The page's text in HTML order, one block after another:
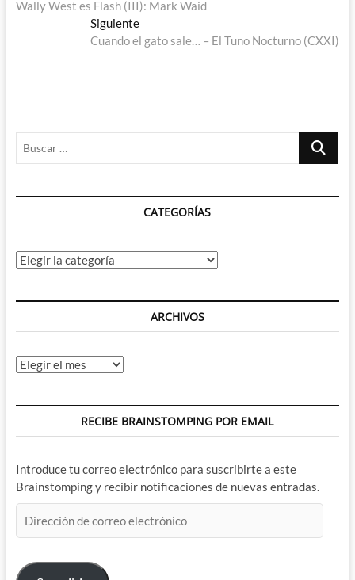
de
entradas
anterior:
Wally West es Flash (III): Mark Waid
SiguienteEntrada
siguiente:
Cuando el gato sale… – El Tuno Nocturno (CXXI)
Buscar
CATEGORÍAS
Categorías
ARCHIVOS
Archivos
RECIBE BRAINSTOMPING POR EMAIL
Introduce tu correo electrónico para suscribirte a este
Brainstomping y recibir notificaciones de nuevas entradas.
de
electrónico